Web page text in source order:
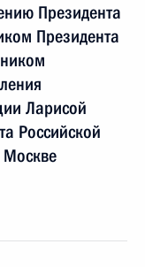
Президента
Президента
Ларисой
Российской